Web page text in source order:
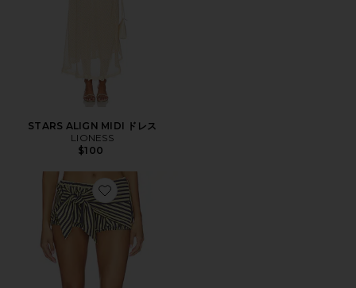
STARS ALIGN MIDI ドレス
LIONESS
$100
Favorite BLOOM BUBBLE スコート